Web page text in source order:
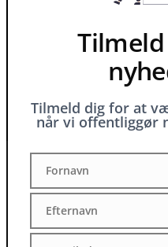
Tilmeld dig for at
når vi offentliggør
Fornavn
Fornavn
Efternavn
Efternavn